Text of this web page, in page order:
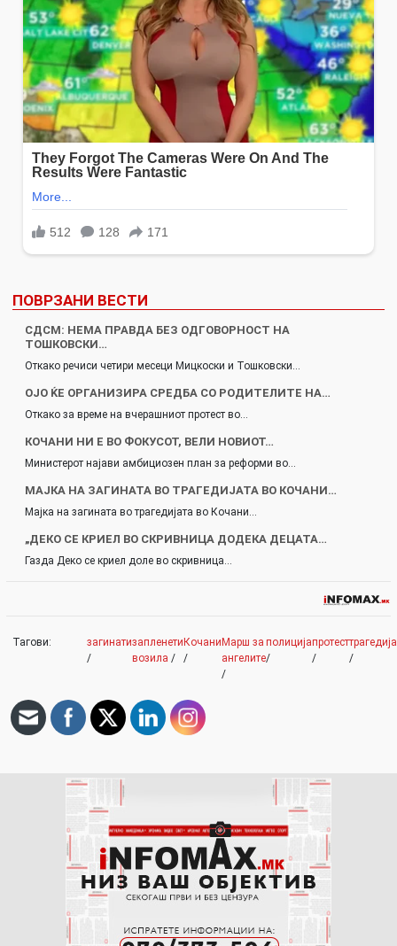
ПОВРЗАНИ ВЕСТИ
СДСМ: НЕМА ПРАВДА БЕЗ ОДГОВОРНОСТ НА
ТОШКОВСКИ…
Откако речиси четири месеци Мицкоски и Тошковски…
ОЈО ЌЕ ОРГАНИЗИРА СРЕДБА СО РОДИТЕЛИТЕ НА…
Откако за време на вчерашниот протест во…
КОЧАНИ НИ Е ВО ФОКУСОТ, ВЕЛИ НОВИОТ…
Министерот најави амбициозен план за реформи во…
МАЈКА НА ЗАГИНАТА ВО ТРАГЕДИЈАТА ВО КОЧАНИ…
Мајка на загината во трагедијата во Кочани…
„ДЕКО СЕ КРИЕЛ ВО СКРИВНИЦА ДОДЕКА ДЕЦАТА…
Газда Деко се криел доле во скривница…
Тагови:
загинати
/
запленети
возила /
Кочани
/
Марш за
ангелите
/
полиција
/
протест
/
трагедија
/